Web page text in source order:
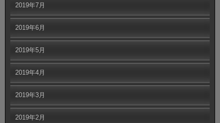
2019年7月
2019年6月
2019年5月
2019年4月
2019年3月
2019年2月